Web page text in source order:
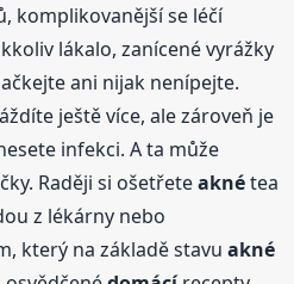
komplikovanější se léčí
lákalo, zanícené vyrážky
ani nijak nenípejte.
ještě více, ale zároveň je
infekci. A ta může
Raději si ošetřeteaknétea
z lékárny nebo
který na základě stavuakné